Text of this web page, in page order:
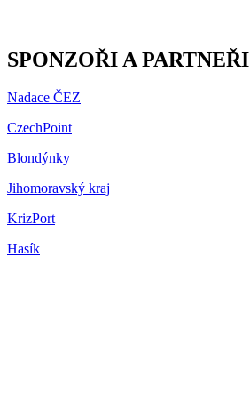
SPONZOŘI A PARTNEŘI
Nadace ČEZ
CzechPoint
Blondýnky
Jihomoravský kraj
KrizPort
Hasík